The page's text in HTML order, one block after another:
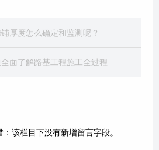
厚度怎么确定和监测呢？
面了解路基工程施工全过程
该栏目下没有新增留言字段。